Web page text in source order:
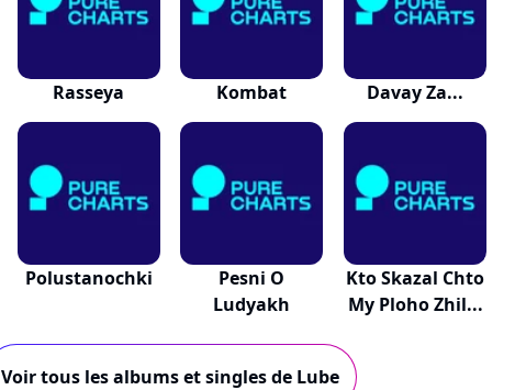
Rasseya Kombat Davay Za...
Polustanochki
Pesni O
Ludyakh
Kto Skazal Chto
My Ploho Zhil...
Voir tous les albums et singles de Lube